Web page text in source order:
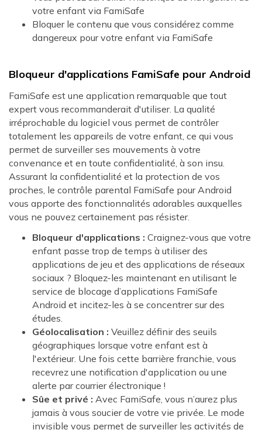
votre enfant via FamiSafe
Bloquer le contenu que vous considérez comme
dangereux pour votre enfant via FamiSafe
Bloqueur d'applications FamiSafe pour Android
FamiSafe est une application remarquable que tout
expert vous recommanderait d'utiliser. La qualité
irréprochable du logiciel vous permet de contrôler
totalement les appareils de votre enfant, ce qui vous
permet de surveiller ses mouvements à votre
convenance et en toute confidentialité, à son insu.
Assurant la confidentialité et la protection de vos
proches, le contrôle parental FamiSafe pour Android
vous apporte des fonctionnalités adorables auxquelles
vous ne pouvez certainement pas résister.
Bloqueur d'applications : Craignez-vous que votre
enfant passe trop de temps à utiliser des
applications de jeu et des applications de réseaux
sociaux ? Bloquez-les maintenant en utilisant le
service de blocage d’applications FamiSafe
Android et incitez-les à se concentrer sur des
études.
Géolocalisation : Veuillez définir des seuils
géographiques lorsque votre enfant est à
l'extérieur. Une fois cette barrière franchie, vous
recevrez une notification d'application ou une
alerte par courrier électronique !
Sûe et privé : Avec FamiSafe, vous n’aurez plus
jamais à vous soucier de votre vie privée. Le mode
invisible vous permet de surveiller les activités de